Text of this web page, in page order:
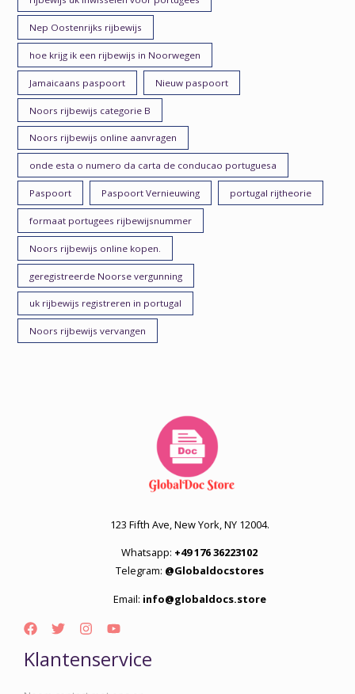
Nep Oostenrijks rijbewijs
hoe krijg ik een rijbewijs in Noorwegen
Jamaicaans paspoort Nieuw paspoort
Noors rijbewijs categorie B
Noors rijbewijs online aanvragen
onde esta o numero da carta de conducao portuguesa
Paspoort Paspoort Vernieuwing portugal rijtheorie
formaat portugees rijbewijsnummer
Noors rijbewijs online kopen.
geregistreerde Noorse vergunning
uk rijbewijs registreren in portugal
Noors rijbewijs vervangen
123 Fifth Ave, New York, NY 12004.
Whatsapp: +49 176 36223102
Telegram: @Globaldocstores
Email: info@globaldocs.store
Klantenservice